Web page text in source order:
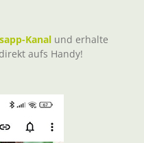
Kanal und erhalte
aufs Handy!